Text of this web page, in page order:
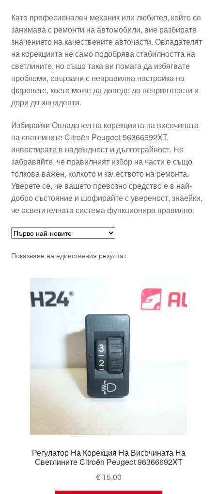
Политика за поверителност
Правила и условия
Процедура за рекламации
Разгледайте
Транспорт
Като професионален механик или любител, който се
занимава с ремонти на автомобили, вие разбирате
значението на качествените авточасти. Овладателят
на корекциита не само подобрява стабилността на
светлините, но също така ви помага да избягвате
проблеми, свързани с неправилна настройка на
фаровете, което може да доведе до неприятности и
дори до инциденти.
Избирайки Овладател на корекциита на височината
на светлините Citroën Peugeot 96366692XT,
инвестирате в надеждност и дълготрайност. Не
забравяйте, че правилният избор на части е също
толкова важен, колкото и качеството на ремонта.
Уверете се, че вашето превозно средство е в най-
добро състояние и шофирайте с увереност, знаейки,
че осветителната система функционира правилно.
Показване на единствения резултат
Регулатор На Корекция На Височината На
Светлините Citroën Peugeot 96366692XT
€15,00